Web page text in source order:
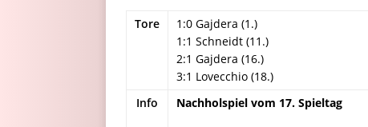
Tore
1:0 Gajdera (1.)
1:1 Schneidt (11.)
2:1 Gajdera (16.)
3:1 Lovecchio (18.)
Info
Nachholspiel vom 17. Spieltag